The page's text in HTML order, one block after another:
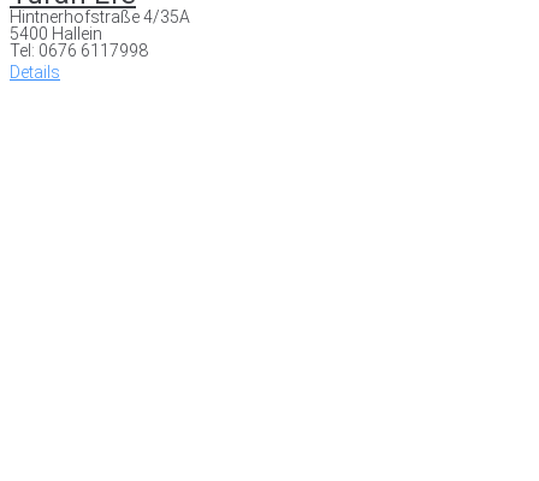
Hintnerhofstraße 4/35A
5400 Hallein
Tel: 0676 6117998
Details